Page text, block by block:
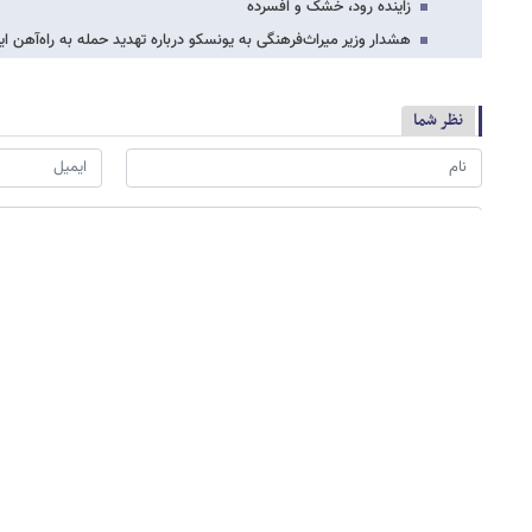
زاینده رود، خشک و افسرده
هشدار وزیر میراث‌فرهنگی به یونسکو درباره تهدید حمله به راه‌آهن
نظر شما